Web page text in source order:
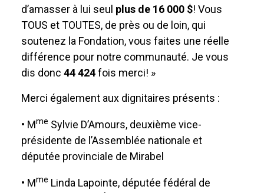
d’amasser à lui seul plus de 16 000 $! Vous
TOUS et TOUTES, de près ou de loin, qui
soutenez la Fondation, vous faites une réelle
différence pour notre communauté. Je vous
dis donc 44 424fois merci! »
Merci également aux dignitaires présents :
• Mme Sylvie D’Amours, deuxième vice-
présidente de l’Assemblée nationale et
députée provinciale de Mirabel
• Mme Linda Lapointe, députée fédéral de